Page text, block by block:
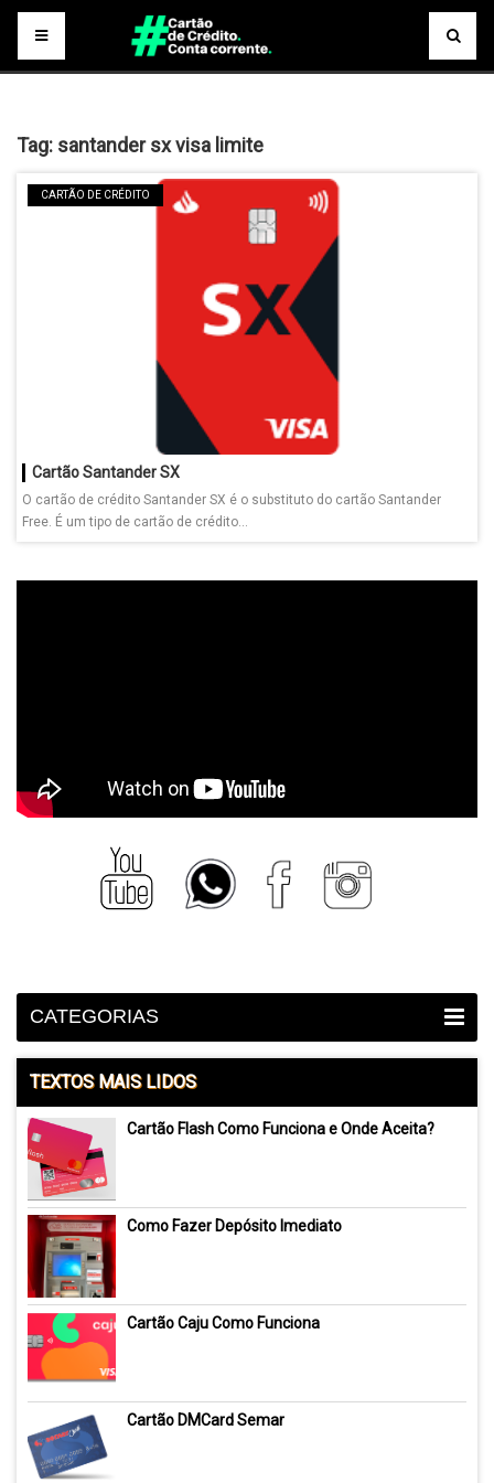
Tag: santander sx visa limite
CARTÃO DE CRÉDITO
Cartão Santander SX
O cartão de crédito Santander SX é o substituto do cartão Santander
Free. É um tipo de cartão de crédito...
CATEGORIAS
TEXTOS MAIS LIDOS
Cartão Flash Como Funciona e Onde Aceita?
Como Fazer Depósito Imediato
Cartão Caju Como Funciona
Cartão DMCard Semar